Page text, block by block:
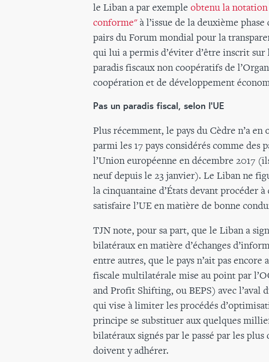
le Liban a par exemple obtenu la
conforme"à l’issue de la deuxième
pairs du Forum mondial pour la
qui lui a permis d’éviter d’être inscrit
paradis fiscaux non coopératifs de
coopération et de développement
Pas un paradis fiscal, selon l'UE
Plus récemment, le pays du Cèdre n’a
parmi les 17 pays considérés comme des
l’Union européenne en décembre 2017
neuf depuis le 23 janvier). Le Liban ne
la cinquantaine d’États devant procéder
satisfaire l’UE en matière de bonne
TJN note, pour sa part, que le Liban a
bilatéraux en matière d’échanges
entre autres, que le pays n’ait pas
fiscale multilatérale mise au point par
and Profit Shifting, ou BEPS) avec l’aval
qui vise à limiter les procédés
principe se substituer aux quelques
bilatéraux signés par le passé par les plus
doivent y adhérer.